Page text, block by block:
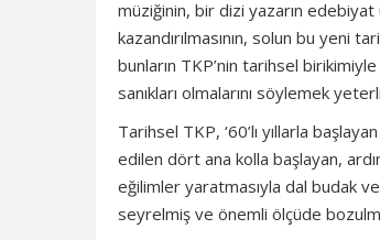
müziğinin, bir dizi yazarın
kazandırılmasının, solun bu yeni
bunların TKP’nin tarihsel birikimiyle
sanıkları olmalarını söylemek
Tarihsel TKP, ‘60’lı yıllarla
edilen dört ana kolla başlayan,
eğilimler yaratmasıyla dal budak
seyrelmiş ve önemli ölçüde